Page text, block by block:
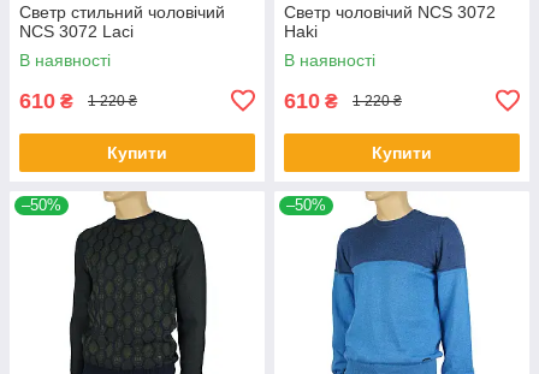
Светр стильний чоловічий
NCS 3072 Laci
В наявності
610 ₴ 1 220 ₴
Купити
Светр чоловічий NCS 3072
Haki
В наявності
610 ₴ 1 220 ₴
Купити
–50% –50%